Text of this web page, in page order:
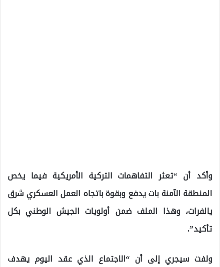
وأكد أن “تعثر التفاهمات التركية الأمريكية فيما يخص
المنطقة الآمنة بات يدفع وبقوة باتجاه العمل العسكري شرق
يالفرات، وهذا الملف ضمن أولويات الجيش الوطني بكل
تأكيد”.
ولفت سيجري إلى أن “الاجتماع الذي عقد اليوم يهدف